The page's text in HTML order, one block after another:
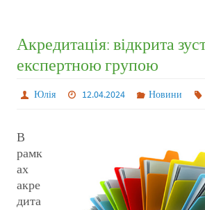
Акредитація: відкрита
експертною групою
Юлія 12.04.2024 Новини
В
рамк
ах
акре
дита